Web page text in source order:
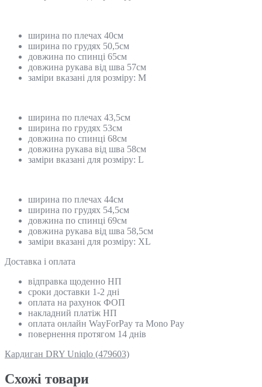
ширина по плечах 40см
ширина по грудях 50,5см
довжина по спинці 65см
довжина рукава від шва 57см
заміри вказані для розміру: M
ширина по плечах 43,5см
ширина по грудях 53см
довжина по спинці 68см
довжина рукава від шва 58см
заміри вказані для розміру: L
ширина по плечах 44см
ширина по грудях 54,5см
довжина по спинці 69см
довжина рукава від шва 58,5см
заміри вказані для розміру: ХL
Доставка і оплата
відправка щоденно НП
сроки доставки 1-2 дні
оплата на рахунок ФОП
накладний платіж НП
оплата онлайн WayForPay та Mono Pay
повернення протягом 14 днів
Кардиган DRY Uniqlo (479603)
Схожi товари